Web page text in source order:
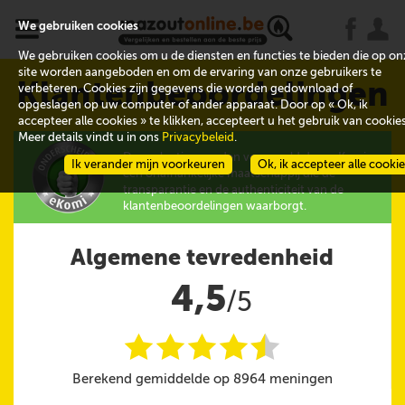
x
Klantenbeoordelingen
De evaluaties worden verzameld door eKomi,
een onafhankelijke maatschappij die de
transparantie en de authenticiteit van de
klantenbeoordelingen waarborgt.
Algemene tevredenheid
4,5/5
iiiii
@
Berekend gemiddelde op 8964 meningen
We gebruiken cookies
We gebruiken cookies om u de diensten en functies te bieden die op
site worden aangeboden en om de ervaring van onze gebruikers te
verbeteren. Cookies zijn gegevens die worden gedownload of
opgeslagen op uw computer of ander apparaat. Door op « Ok, ik
accepteer alle cookies » te klikken, accepteert u het gebruik van
Meer details vindt u in ons Privacybeleid .
Ok, ik accepteer alle
Ik verander mijn voorkeuren